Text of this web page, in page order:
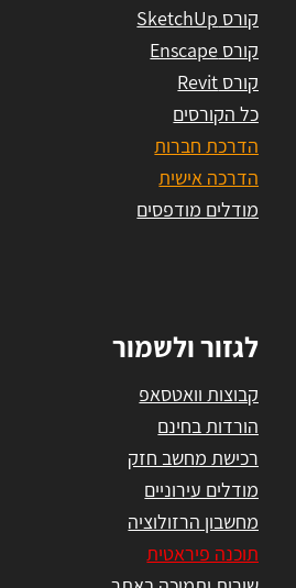
קורס SketchUp
קורס Enscape
קורס Revit
כל הקורסים
הדרכת חברות
הדרכה אישית
מודלים מודפסים
לגזור ולשמור
קבוצות וואטסאפ
הורדות בחינם
רכישת מחשב חזק
מודלים עירוניים
מחשבון הרזולוציה
תוכנה פיראטית